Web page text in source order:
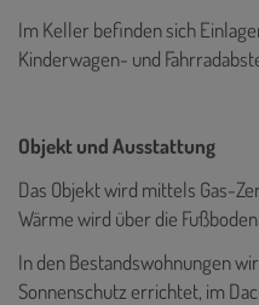
Im Keller befinden sich
Kinderwagen- und
Objekt und Ausstattung
Das Objekt wird mittels Gas-
Wärme wird über die
In den Bestandswohnungen
Sonnenschutz errichtet, im